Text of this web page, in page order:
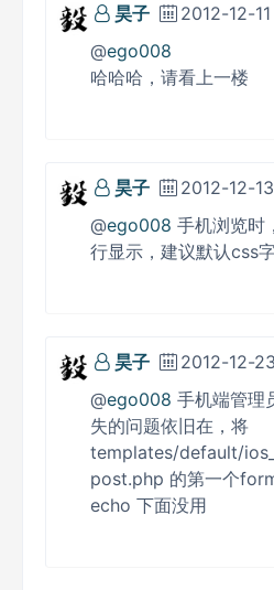
昊子
2012-12-
@ego008
哈哈哈，请看上一楼
昊子
2012-12-
@ego008 手机浏览时
行显示，建议默认css
昊子
2012-12-
@ego008 手机端管理
失的问题依旧在，将
templates/default/
post.php 的第一个
echo 下面没用